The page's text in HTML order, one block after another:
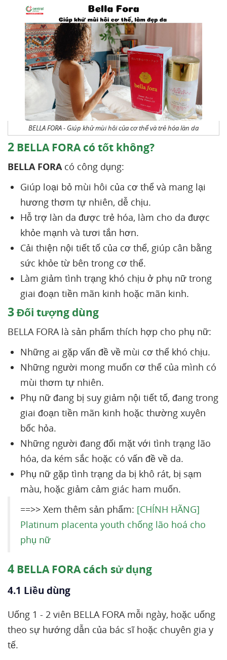
BELLA FORA - Giúp khử mùi hôi của cơ thể và trẻ hóa làn da
2 BELLA FORA có tốt không?
BELLA FORAcó công dụng:
Giúp loại bỏ mùi hôi của cơ thể và mang lại
hương thơm tự nhiên, dễ chịu.
Hỗ trợ làn da được trẻ hóa, làm cho da được
khỏe mạnh và tươi tắn hơn.
Cải thiện nội tiết tố của cơ thể, giúp cân bằng
sức khỏe từ bên trong cơ thể.
Làm giảm tình trạng khó chịu ở phụ nữ trong
giai đoạn tiền mãn kinh hoặc mãn kinh.
3Đối tượng dùng
BELLA FORA là sản phẩm thích hợp cho phụ nữ:
Những ai gặp vấn đề về mùi cơ thể khó chịu.
Những người mong muốn cơ thể của mình có
mùi thơm tự nhiên.
Phụ nữ đang bị suy giảm nội tiết tố, đang trong
giai đoạn tiền mãn kinh hoặc thường xuyên
bốc hỏa.
Những người đang đối mặt với tình trạng lão
hóa, da kém sắc hoặc có vấn đề về da.
Phụ nữ gặp tình trạng da bị khô rát, bị sạm
màu, hoặc giảm cảm giác ham muốn.
==>> Xem thêm sản phẩm: [CHÍNH HÃNG]
Platinum placenta youth chống lão hoá cho
phụ nữ
4 BELLA FORA cách sử dụng
4.1 Liều dùng
Uống 1 - 2 viên BELLA FORA mỗi ngày, hoặc uống
theo sự hướng dẫn của bác sĩ hoặc chuyên gia y
tế.